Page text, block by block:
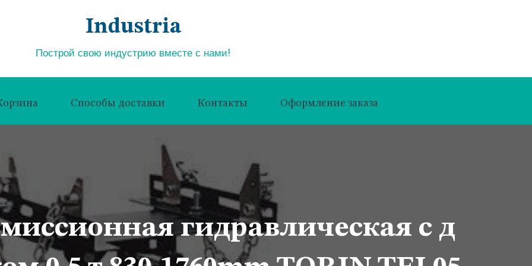
Industria
Построй свою индустрию вместе с нами!
Способы доставки Контакты Оформление заказа
гидравлическая с д